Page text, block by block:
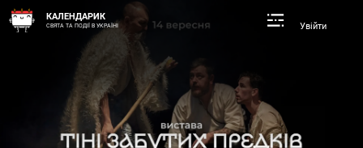
КАЛЕНДАРИК
СВЯТА ТА ПОДІЇ В УКРАЇНІ Увійти